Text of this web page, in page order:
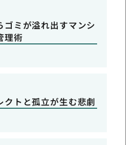
ゴミが溢れ出すマンシ
理術
クトと孤立が生む悲劇